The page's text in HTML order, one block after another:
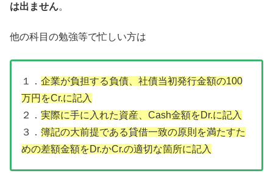
は出ません。
他の科目の勉強等で忙しい方は
１． 企業が負担する負債、社債当初発行金額の100
万円をCr.に記入
２． 実際に手に入れた資産
Cash金額をDr.に記入
３． 簿記の大前提である貸借一致の原則を満たすた
めの差額金額をDr.かCr.の適切な箇所に記入